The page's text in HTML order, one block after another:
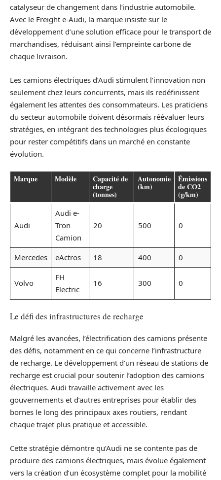
catalyseur de changement dans l’industrie automobile.
Avec le Freight e-Audi, la marque insiste sur le
développement d’une solution efficace pour le transport de
marchandises, réduisant ainsi l’empreinte carbone de
chaque livraison.
Les camions électriques d’Audi stimulent l’innovation non
seulement chez leurs concurrents, mais ils redéfinissent
également les attentes des consommateurs. Les praticiens
du secteur automobile doivent désormais réévaluer leurs
stratégies, en intégrant des technologies plus écologiques
pour rester compétitifs dans un marché en constante
évolution.
Marque Modèle Capacité de
charge
(tonnes)
Autonomie
(km)
Émissions
de CO2
(g/km)
Audi
Audi e-
Tron
Camion
20 500 0
Mercedes eActros 18 400 0
Volvo
FH
Electric
16 300 0
Le défi des infrastructures de recharge
Malgré les avancées, l’électrification des camions présente
des défis, notamment en ce qui concerne l’infrastructure
de recharge. Le développement d’un réseau de stations de
recharge est crucial pour soutenir l’adoption des camions
électriques. Audi travaille activement avec les
gouvernements et d’autres entreprises pour établir des
bornes le long des principaux axes routiers, rendant
chaque trajet plus pratique et accessible.
Cette stratégie démontre qu’Audi ne se contente pas de
produire des camions électriques, mais évolue également
vers la création d’un écosystème complet pour la mobilité